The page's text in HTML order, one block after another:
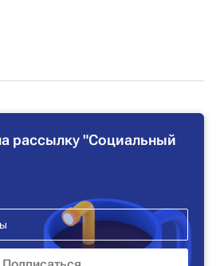
рассылку "Социальный